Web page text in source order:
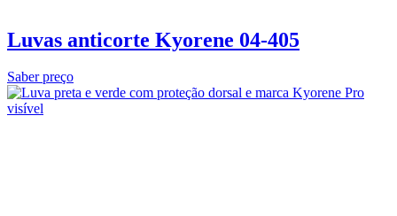
Luvas anticorte Kyorene 04-405
Saber preço